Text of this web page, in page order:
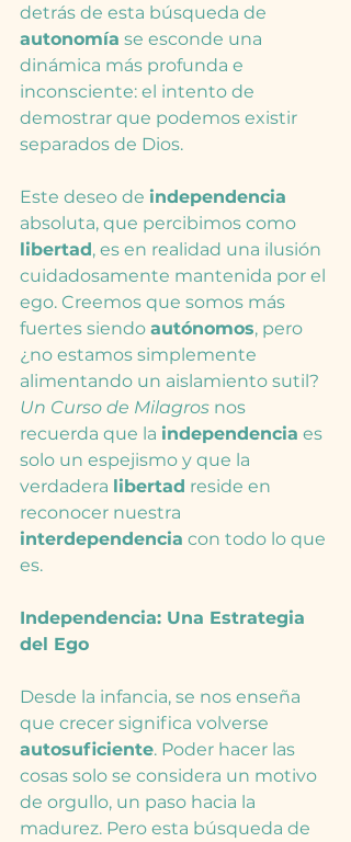
detrás de esta búsqueda de
autonomía se esconde una
dinámica más profunda e
inconsciente: el intento de
demostrar que podemos existir
separados de Dios.
Este deseo de independencia
absoluta, que percibimos como
libertad, es en realidad una ilusión
cuidadosamente mantenida por el
ego. Creemos que somos más
fuertes siendo autónomos, pero
¿no estamos simplemente
alimentando un aislamiento sutil?
Un Curso de Milagros nos
recuerda que la independencia es
solo un espejismo y que la
verdadera libertad reside en
reconocer nuestra
interdependencia con todo lo que
es.
Independencia: Una Estrategia
del Ego
Desde la infancia, se nos enseña
que crecer significa volverse
autosuficiente. Poder hacer las
cosas solo se considera un motivo
de orgullo, un paso hacia la
madurez. Pero esta búsqueda de